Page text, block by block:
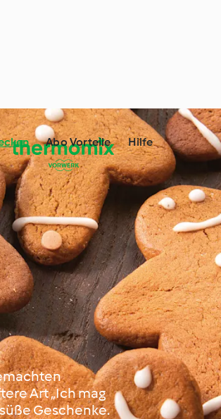
Abo Vorteile Hilfe
Art „Ich mag
Geschenke.